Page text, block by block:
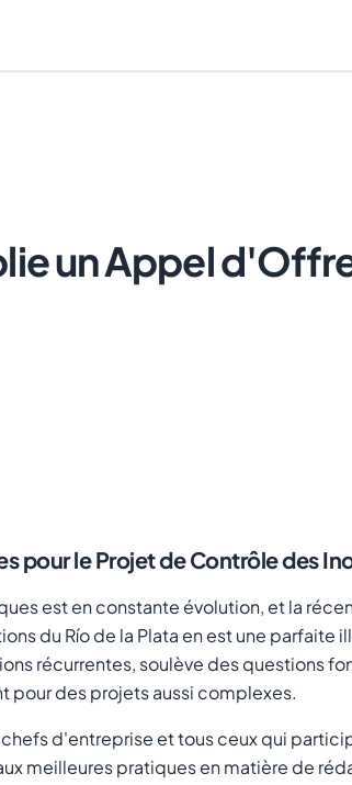
un Appel
pour le Projet de Contrôle des
est en constante évolution, et la
du Río de la Plata en est une
récurrentes, soulève des questions
pour des projets aussi complexes.
d'entreprise et tous ceux qui
meilleures pratiques en matière de